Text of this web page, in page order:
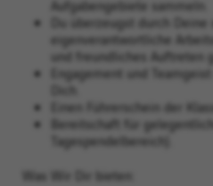
Aufgabengebiete sammeln.
Du überzeugst durch
eigenverantwortliche
und freundliches Auftreten
Engagement und
Dich.
Einen Führerschein der
Bereitschaft für
Tagespendelbereich).
Was Wir Dir bieten: